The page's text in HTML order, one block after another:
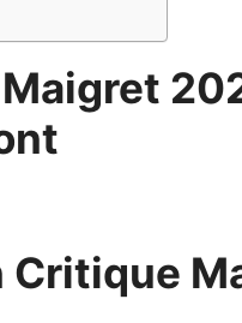
Critique